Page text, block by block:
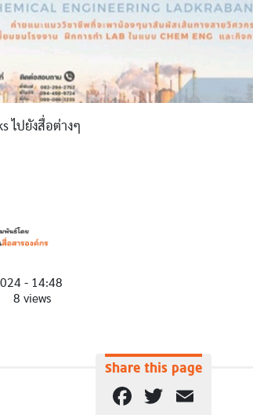
ไปยังสื่อต่างๆ
- 14:48
8 views
Share this page
Facebook
Twitter